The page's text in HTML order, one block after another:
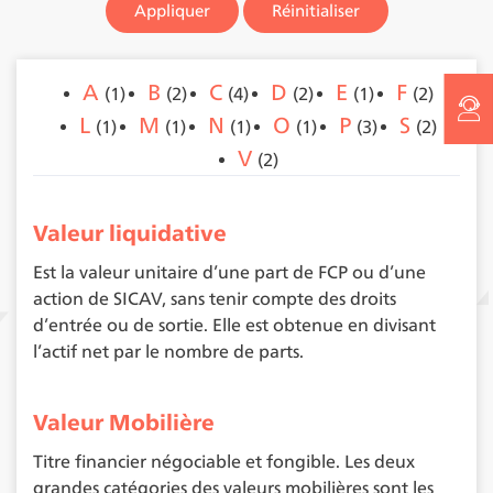
Appliquer
A (1) B (2) C (4) D (2) E (1) F (2)
L (1) M (1) N (1) O (1) P (3) S (2)
V (2)
Valeur liquidative
Est la valeur unitaire d’une part de FCP ou d’une
action de SICAV, sans tenir compte des droits
d’entrée ou de sortie. Elle est obtenue en divisant
l’actif net par le nombre de parts.
Valeur Mobilière
Titre financier négociable et fongible. Les deux
grandes catégories des valeurs mobilières sont les